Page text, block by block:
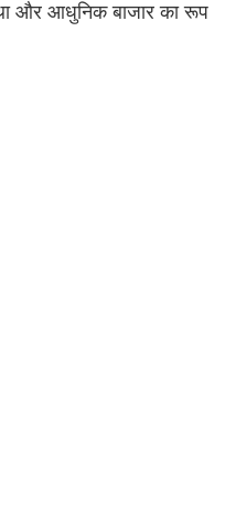
और आधुनिक बाजार का रूप